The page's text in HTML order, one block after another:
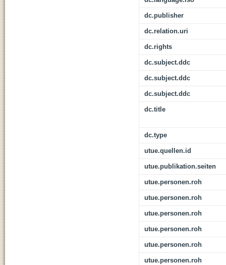
dc.publisher
dc.relation.uri
dc.rights
dc.subject.ddc
dc.subject.ddc
dc.subject.ddc
dc.title
dc.type
utue.quellen.id
utue.publikation.seiten
utue.personen.roh
utue.personen.roh
utue.personen.roh
utue.personen.roh
utue.personen.roh
utue.personen.roh